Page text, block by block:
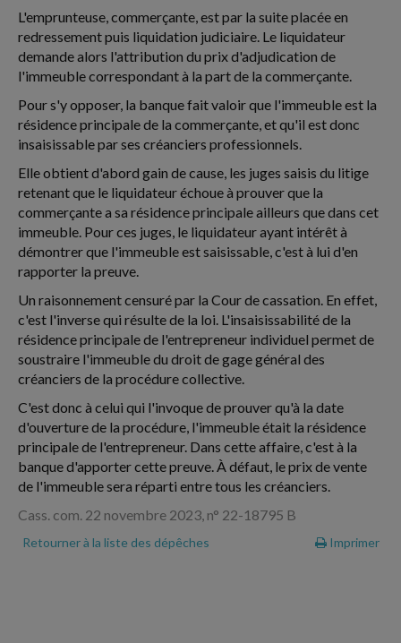
L'emprunteuse, commerçante, est par la suite placée en
redressement puis liquidation judiciaire. Le liquidateur
demande alors l'attribution du prix d'adjudication de
l'immeuble correspondant à la part de la commerçante.
Pour s'y opposer, la banque fait valoir que l'immeuble est la
résidence principale de la commerçante, et qu'il est donc
insaisissable par ses créanciers professionnels.
Elle obtient d'abord gain de cause, les juges saisis du litige
retenant que le liquidateur échoue à prouver que la
commerçante a sa résidence principale ailleurs que dans cet
immeuble. Pour ces juges, le liquidateur ayant intérêt à
démontrer que l'immeuble est saisissable, c'est à lui d'en
rapporter la preuve.
Un raisonnement censuré par la Cour de cassation. En effet,
c'est l'inverse qui résulte de la loi. L'insaisissabilité de la
résidence principale de l'entrepreneur individuel permet de
soustraire l'immeuble du droit de gage général des
créanciers de la procédure collective.
C'est donc à celui qui l'invoque de prouver qu'à la date
d'ouverture de la procédure, l'immeuble était la résidence
principale de l'entrepreneur. Dans cette affaire, c'est à la
banque d'apporter cette preuve. À défaut, le prix de vente
de l'immeuble sera réparti entre tous les créanciers.
Cass. com. 22 novembre 2023, n° 22-18795 B
Retourner à la liste des dépêches Imprimer